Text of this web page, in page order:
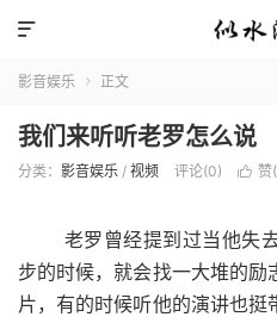

影音娱乐  正文
我们来听听老罗怎么说
分类： 影音娱乐 / 视频 评论(0)  赞(
老罗曾经提到过当他失去
步的时候，就会找一大堆的
片，有的时候听他的演讲也